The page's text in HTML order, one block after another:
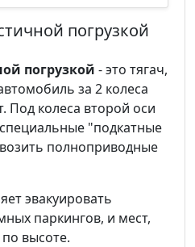
погрузкой
погрузкой - это тягач,
за 2 колеса
Под колеса второй оси
"подкатные
полноприводные
эвакуировать
паркингов, и мест,
высоте.